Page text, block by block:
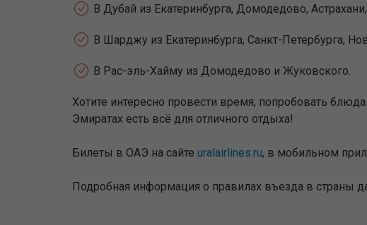
В Дубай из Екатеринбурга, Домодедово,
В Шарджу из Екатеринбурга, Санкт-Петербурга,
В Рас-эль-Хайму из Домодедово и Жуковского.
Хотите интересно провести время, попробовать
Эмиратах есть всё для отличного отдыха!
Билеты в ОАЭ на сайте uralairlines.ru, в мобильном
Подробная информация о правилах въезда в страны